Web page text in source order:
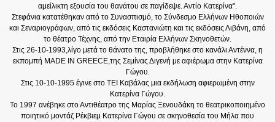
αμείλικτη εξουσία του θανάτου σε παγίδεψε. Αντίο Κατερίνα".
Στεφάνια κατατέθηκαν από το Συνασπισμό, το Σύνδεσμο Ελλήνων Ηθοποιών
και Σεναριογράφων, από τις εκδόσεις Καστανιώτη και τις εκδόσεις Λιβάνη, από
το θέατρο Τέχνης, από την Εταιρία Ελλήνων Σκηνοθετών.
Στις 26-10-1993,λίγο μετά το θάνατο της, προβλήθηκε στο κανάλι Αντέννα, η
εκπομπή MADE IN GREECE,της Σεμίνας Διγενή με αφιέρωμα στην Κατερίνα
Γώγου.
Στις 10-10-1995 έγινε στο ΤΕΙ Καβάλας μια εκδήλωση αφιερωμένη στην
Κατερίνα Γώγου.
Το 1997 ανέβηκε στο Αντιθέατρο της Μαρίας Ξενουδάκη το θεατρικοποιημένο
ποιητικό μοντάζ Ρέκβιεμ Κατερίνα Γώγου σε σκηνοθεσία του Μήλα που